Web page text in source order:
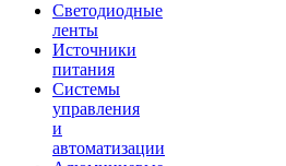
Светодиодные
ленты
Источники
питания
Системы
управления
и
автоматизации